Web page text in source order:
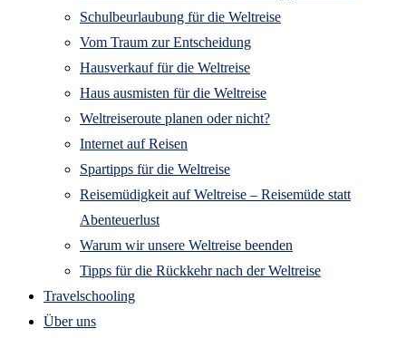
Schulbeurlaubung für die Weltreise
Vom Traum zur Entscheidung
Hausverkauf für die Weltreise
Haus ausmisten für die Weltreise
Weltreiseroute planen oder nicht?
Internet auf Reisen
Spartipps für die Weltreise
Reisemüdigkeit auf Weltreise – Reisemüde statt
Abenteuerlust
Warum wir unsere Weltreise beenden
Tipps für die Rückkehr nach der Weltreise
Travelschooling
Über uns